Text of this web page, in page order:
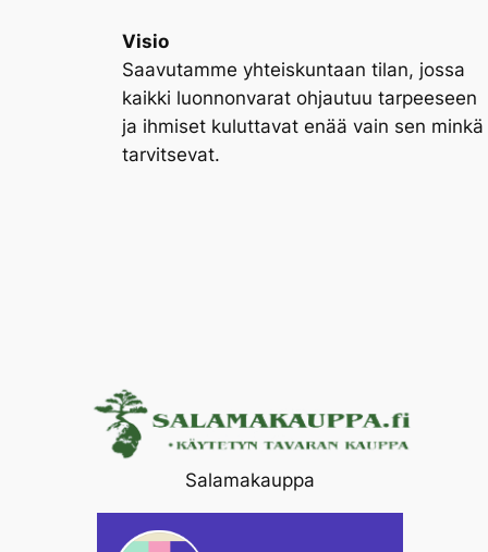
Visio
Saavutamme yhteiskuntaan tilan, jossa
kaikki luonnonvarat ohjautuu tarpeeseen
ja ihmiset kuluttavat enää vain sen minkä
tarvitsevat.
Salamakauppa